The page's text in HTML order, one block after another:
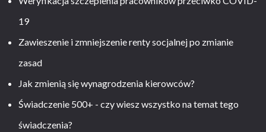
19
Zawieszenie i zmniejszenie renty socjalnej po zmianie
zasad
Jak zmienią się wynagrodzenia kierowców?
Świadczenie 500+ - czy wiesz wszystko na temat tego
świadczenia?